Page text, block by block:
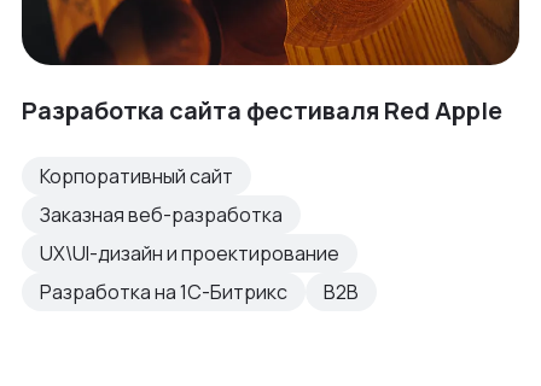
Разработка сайта фестиваля Red Apple
Корпоративный сайт
Заказная веб-разработка
UX\UI-дизайн и проектирование
Разработка на 1С-Битрикс
B2B